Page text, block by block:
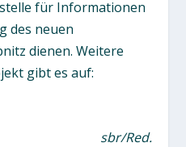
für Informationen
des neuen
dienen. Weitere
gibt es auf:
sbr/Red.